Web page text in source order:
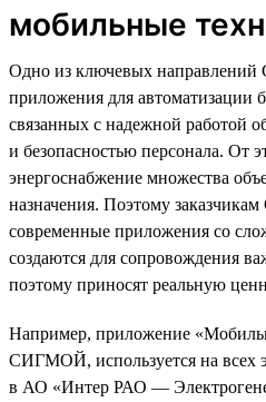
мобильные
Одно из ключевых
приложения для автоматизации
связанных с надежной работой
и безопасностью персонала. От
энергоснабжение множества
назначения. Поэтому
современные приложения со
создаются для сопровождения
поэтому приносят реальную
Например, приложение
СИГМОЙ, используется на всех
в АО «Интер РАО —